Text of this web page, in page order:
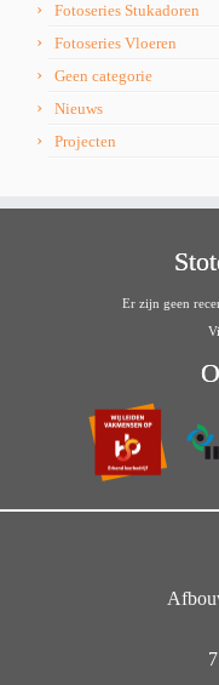
Fotoseries Stukadoren
Fotoseries Vloeren
Geen categorie
Nieuws
Projecten
Er zijn geen